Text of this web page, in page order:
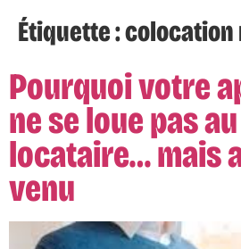
Étiquette :
Pourquoi votre
ne se loue pas
locataire… mais
venu